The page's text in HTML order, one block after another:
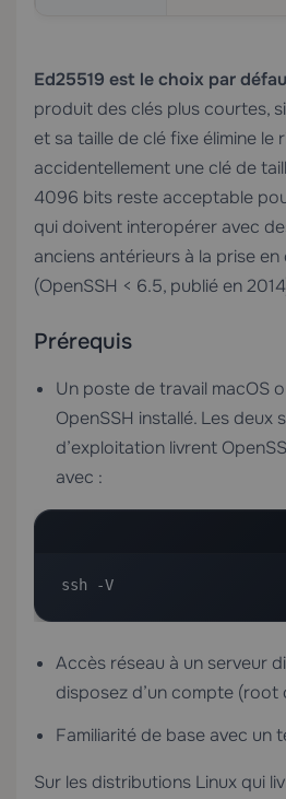
Ed25519 est le choix par
produit des clés plus courtes,
et sa taille de clé fixe élimine le
accidentellement une clé de
4096 bits reste acceptable
qui doivent interopérer avec
anciens antérieurs à la prise en
(OpenSSH < 6.5, publié en
Prérequis
Un poste de travail macOS
OpenSSH installé. Les deux
d’exploitation livrent
avec :
ssh -V
Accès réseau à un serveur
disposez d’un compte (root
Familiarité de base avec un
Sur les distributions Linux qui